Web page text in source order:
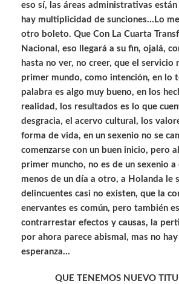
eso sí, las áreas administrativas
hay multiplicidad de sunciones…Lo
otro boleto. Que Con La Cuarta
Nacional, eso llegará a su fin, ojalá,
hasta no ver, no creer, que el servicio
primer mundo, como intención, en lo
palabra es algo muy bueno, en los
realidad, los resultados es lo que
desgracia, el acervo cultural, los
forma de vida, en un sexenio no se
comenzarse con un buen inicio, pero
primer muncho, no es de un sexenio
menos de un día a otro, a Holanda le
delincuentes casi no existen, que la
enervantes es común, pero también
contrarrestar efectos y causas, la
por ahora parece abismal, mas no
esperanza…
QUE TENEMOS NUEVO